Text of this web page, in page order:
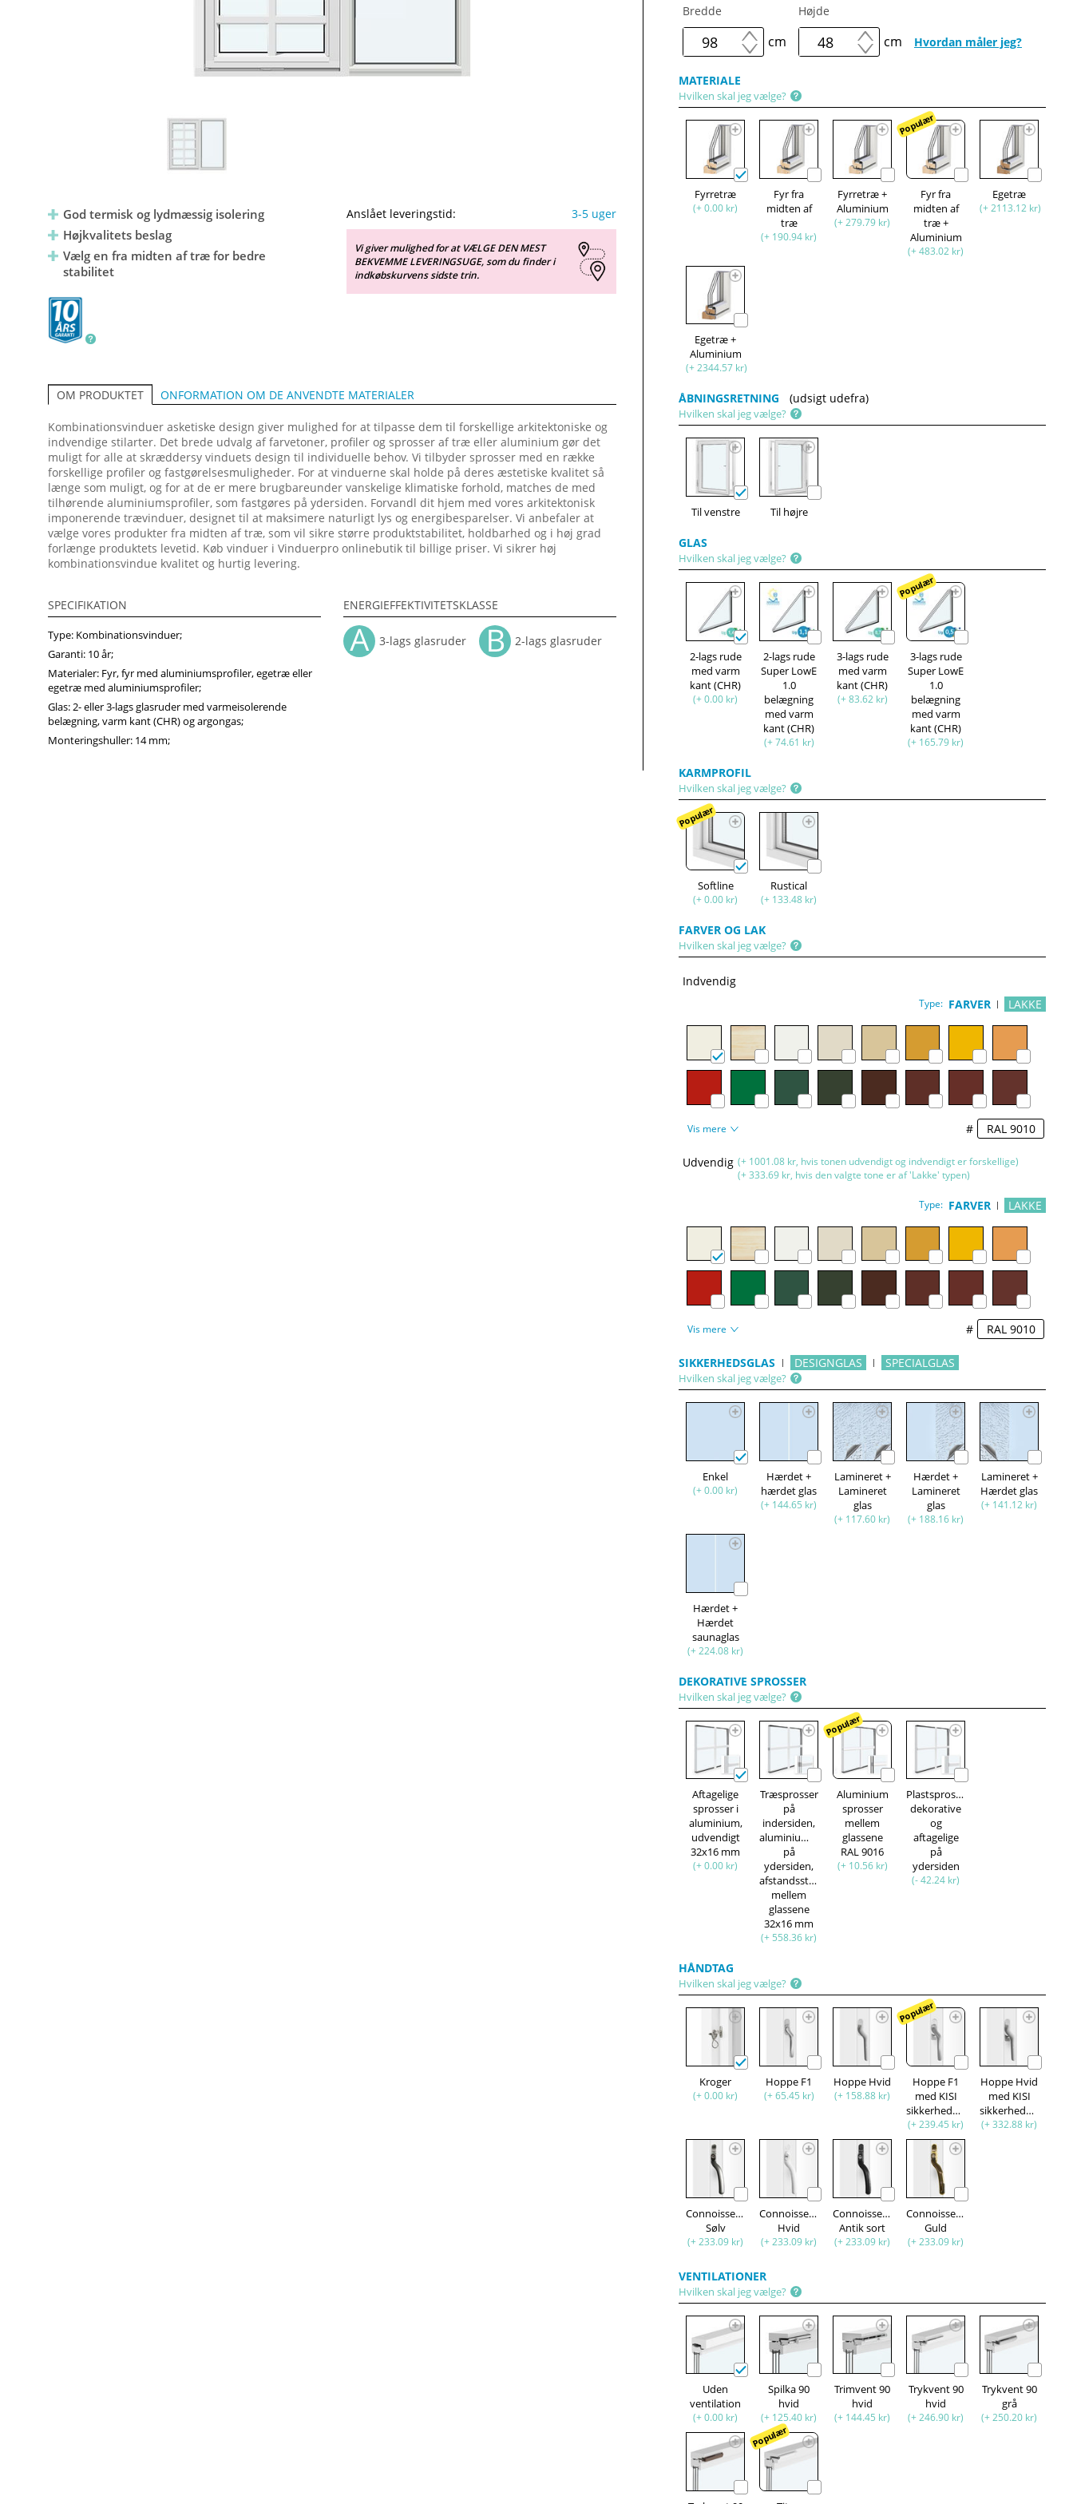
God termisk og lydmæssig isolering
Højkvalitets beslag
Vælg en fra midten af træ for bedre
stabilitet
Anslået leveringstid: 3-5 uger
Vi giver mulighed for at VÆLGE DEN MEST
BEKVEMME LEVERINGSUGE, som du finder i
indkøbskurvens sidste trin.
OM PRODUKTET ONFORMATION OM DE ANVENDTE MATERIALER
Kombinationsvinduer asketiske design giver mulighed for at tilpasse dem til forskellige arkitektoniske og
indvendige stilarter. Det brede udvalg af farvetoner, profiler og sprosser af træ eller aluminium gør det
muligt for alle at skræddersy vinduets design til individuelle behov. Vi tilbyder sprosser med en række
forskellige profiler og fastgørelsesmuligheder. For at vinduerne skal holde på deres æstetiske kvalitet så
længe som muligt, og for at de er mere brugbareunder vanskelige klimatiske forhold, matches de med
tilhørende aluminiumsprofiler, som fastgøres på ydersiden. Forvandl dit hjem med vores arkitektonisk
imponerende trævinduer, designet til at maksimere naturligt lys og energibesparelser. Vi anbefaler at
vælge vores produkter fra midten af træ, som vil sikre større produktstabilitet, holdbarhed og i høj grad
forlænge produktets levetid. Køb vinduer i Vinduerpro onlinebutik til billige priser. Vi sikrer høj
kombinationsvindue kvalitet og hurtig levering.
SPECIFIKATION
Type: Kombinationsvinduer;
Garanti: 10 år;
Materialer: Fyr, fyr med aluminiumsprofiler, egetræ eller
egetræ med aluminiumsprofiler;
Glas: 2- eller 3-lags glasruder med varmeisolerende
belægning, varm kant (CHR) og argongas;
Monteringshuller: 14 mm;
ENERGIEFFEKTIVITETSKLASSE
3-lags glasruder 2-lags glasruder
Bredde
cm
Højde
cm Hvordan måler jeg?
MATERIALE
Hvilken skal jeg vælge?
Fyrretræ
(+ 0.00 kr)
Fyr fra
midten af
træ
(+ 190.94 kr)
Fyrretræ +
Aluminium
(+ 279.79 kr)
Populær
Fyr fra
midten af
træ +
Aluminium
(+ 483.02 kr)
Egetræ
(+ 2113.12 kr)
Egetræ +
Aluminium
(+ 2344.57 kr)
ÅBNINGSRETNING (udsigt udefra)
Hvilken skal jeg vælge?
Til venstre Til højre
GLAS
Hvilken skal jeg vælge?
2-lags rude
med varm
kant (CHR)
(+ 0.00 kr)
2-lags rude
Super LowE
1.0
belægning
med varm
kant (CHR)
(+ 74.61 kr)
3-lags rude
med varm
kant (CHR)
(+ 83.62 kr)
Populær
3-lags rude
Super LowE
1.0
belægning
med varm
kant (CHR)
(+ 165.79 kr)
KARMPROFIL
Hvilken skal jeg vælge?
Populær
Softline
(+ 0.00 kr)
Rustical
(+ 133.48 kr)
FARVER OG LAK
Hvilken skal jeg vælge?
Indvendig
Type: FARVER LAKKE
Vis mere #
Udvendig (+ 1001.08 kr, hvis tonen udvendigt og indvendigt er forskellige)
(+ 333.69 kr, hvis den valgte tone er af 'Lakke' typen)
Type: FARVER LAKKE
Vis mere #
SIKKERHEDSGLAS DESIGNGLAS SPECIALGLAS
Hvilken skal jeg vælge?
Enkel
(+ 0.00 kr)
Hærdet +
hærdet glas
(+ 144.65 kr)
Lamineret +
Lamineret
glas
(+ 117.60 kr)
Hærdet +
Lamineret
glas
(+ 188.16 kr)
Lamineret +
Hærdet glas
(+ 141.12 kr)
Hærdet +
Hærdet
saunaglas
(+ 224.08 kr)
DEKORATIVE SPROSSER
Hvilken skal jeg vælge?
Aftagelige
sprosser i
aluminium,
udvendigt
32x16 mm
(+ 0.00 kr)
Træsprosser
på
indersiden,
aluminiumsprosser
på
ydersiden,
afstandsstykke
mellem
glassene
32x16 mm
(+ 558.36 kr)
Populær
Aluminium
sprosser
mellem
glassene
RAL 9016
(+ 10.56 kr)
Plastsprosser,
dekorative
og
aftagelige
på
ydersiden
(- 42.24 kr)
HÅNDTAG
Hvilken skal jeg vælge?
Kroger
(+ 0.00 kr)
Hoppe F1
(+ 65.45 kr)
Hoppe Hvid
(+ 158.88 kr)
Populær
Hoppe F1
med KISI
sikkerhedsfunktion
(+ 239.45 kr)
Hoppe Hvid
med KISI
sikkerhedsfunktion
(+ 332.88 kr)
Connoisseur
Sølv
(+ 233.09 kr)
Connoisseur
Hvid
(+ 233.09 kr)
Connoisseur
Antik sort
(+ 233.09 kr)
Connoisseur
Guld
(+ 233.09 kr)
VENTILATIONER
Hvilken skal jeg vælge?
Uden
ventilation
(+ 0.00 kr)
Spilka 90
hvid
(+ 125.40 kr)
Trimvent 90
hvid
(+ 144.45 kr)
Trykvent 90
hvid
(+ 246.90 kr)
Trykvent 90
grå
(+ 250.20 kr)
Populær